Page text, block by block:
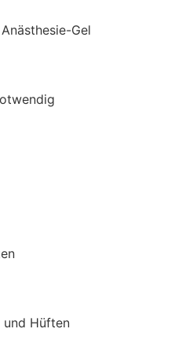
Gel
und Hüften